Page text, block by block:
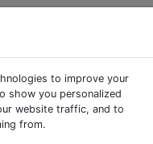
to improve your
show you personalized
website traffic, and to
from.